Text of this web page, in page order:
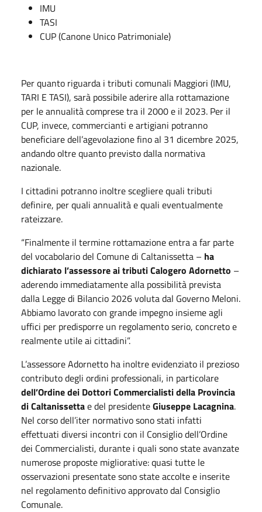
IMU
TASI
CUP (Canone Unico Patrimoniale)
Per quanto riguarda i tributi comunali Maggiori (IMU,
TARI E TASI), sarà possibile aderire alla rottamazione
per le annualità comprese tra il 2000 e il 2023. Per il
CUP, invece, commercianti e artigiani potranno
beneficiare dell’agevolazione fino al 31 dicembre 2025,
andando oltre quanto previsto dalla normativa
nazionale.
I cittadini potranno inoltre scegliere quali tributi
definire, per quali annualità e quali eventualmente
rateizzare.
“Finalmente il termine rottamazione entra a far parte
del vocabolario del Comune di Caltanissetta – ha
dichiarato l’assessore ai tributi Calogero Adornetto –
aderendo immediatamente alla possibilità prevista
dalla Legge di Bilancio 2026 voluta dal Governo Meloni.
Abbiamo lavorato con grande impegno insieme agli
uffici per predisporre un regolamento serio, concreto e
realmente utile ai cittadini”.
L’assessore Adornetto ha inoltre evidenziato il prezioso
contributo degli ordini professionali, in particolare
dell’Ordine dei Dottori Commercialisti della Provincia
di Caltanissettae del presidenteGiuseppe Lacagnina.
Nel corso dell’iter normativo sono stati infatti
effettuati diversi incontri con il Consiglio dell’Ordine
dei Commercialisti, durante i quali sono state avanzate
numerose proposte migliorative: quasi tutte le
osservazioni presentate sono state accolte e inserite
nel regolamento definitivo approvato dal Consiglio
Comunale.